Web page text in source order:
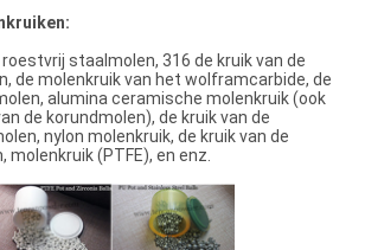
roestvrij staalmolen, 316 de kruik van de
de molenkruik van het wolframcarbide, de
alumina ceramische molenkruik (ook
de korundmolen), de kruik van de
nylon molenkruik, de kruik van de
molenkruik (PTFE), en enz.